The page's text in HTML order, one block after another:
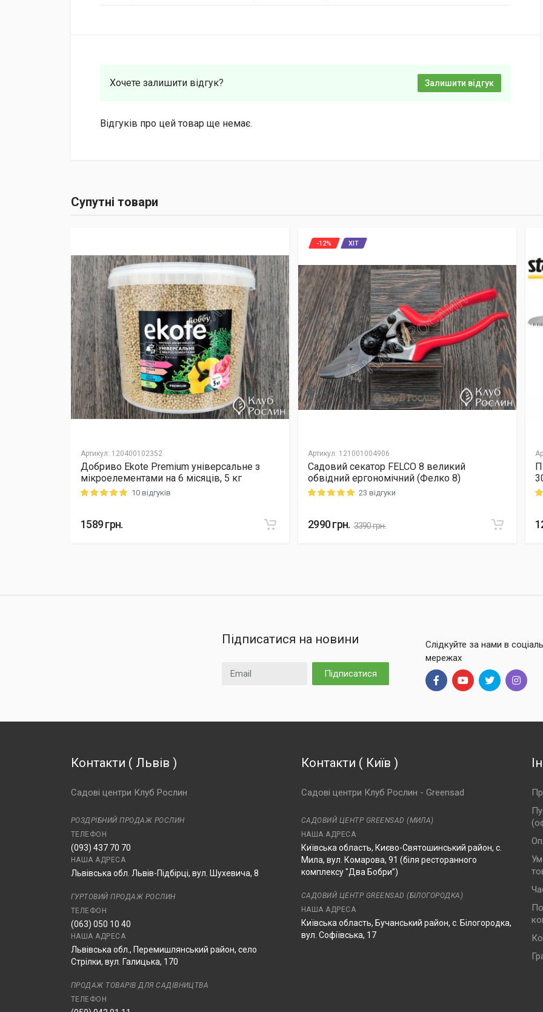
Хочете залишити відгук? Залишити відгук
Відгуків про цей товар ще немає.
Супутні товари
Артикул: 120400102352
Добриво Еkote Premium універсальне з
мікроелементами на 6 місяців, 5 кг
Rating: 5 out of 510 відгуків
1589грн.
Артикул: 121001004906
-12% ХІТ
Садовий секатор FELCO 8 великий
обвідний ергономічний (Фелко 8)
Rating: 5 out of 523 відгуки
2990грн. 3390грн.
Підписатися на новини
Email Підписатися
Слідкуйте за нами в
мережах
Контакти ( Львів )
Садові центри Клуб Рослин
РОЗДРІБНИЙ ПРОДАЖ РОСЛИН
ТЕЛЕФОН
(093) 437 70 70
НАША АДРЕСА
Львівська обл. Львів-Підбірці, вул. Шухевича, 8
ГУРТОВИЙ ПРОДАЖ РОСЛИН
ТЕЛЕФОН
(063) 050 10 40
НАША АДРЕСА
Львівська обл., Перемишлянський район, село
Стрілки, вул. Галицька, 170
ПРОДАЖ ТОВАРІВ ДЛЯ САДІВНИЦТВА
ТЕЛЕФОН
Контакти ( Київ )
Садові центри Клуб Рослин - Greensad
САДОВИЙ ЦЕНТР GREENSAD (МИЛА)
НАША АДРЕСА
Київська область, Києво-Святошинський район, с.
Мила, вул. Комарова, 91 (біля ресторанного
комплексу "Два Бобри”)
САДОВИЙ ЦЕНТР GREENSAD (БІЛОГОРОДКА)
НАША АДРЕСА
Київська область, Бучанський район, с. Білогородка,
вул. Софіївська, 17